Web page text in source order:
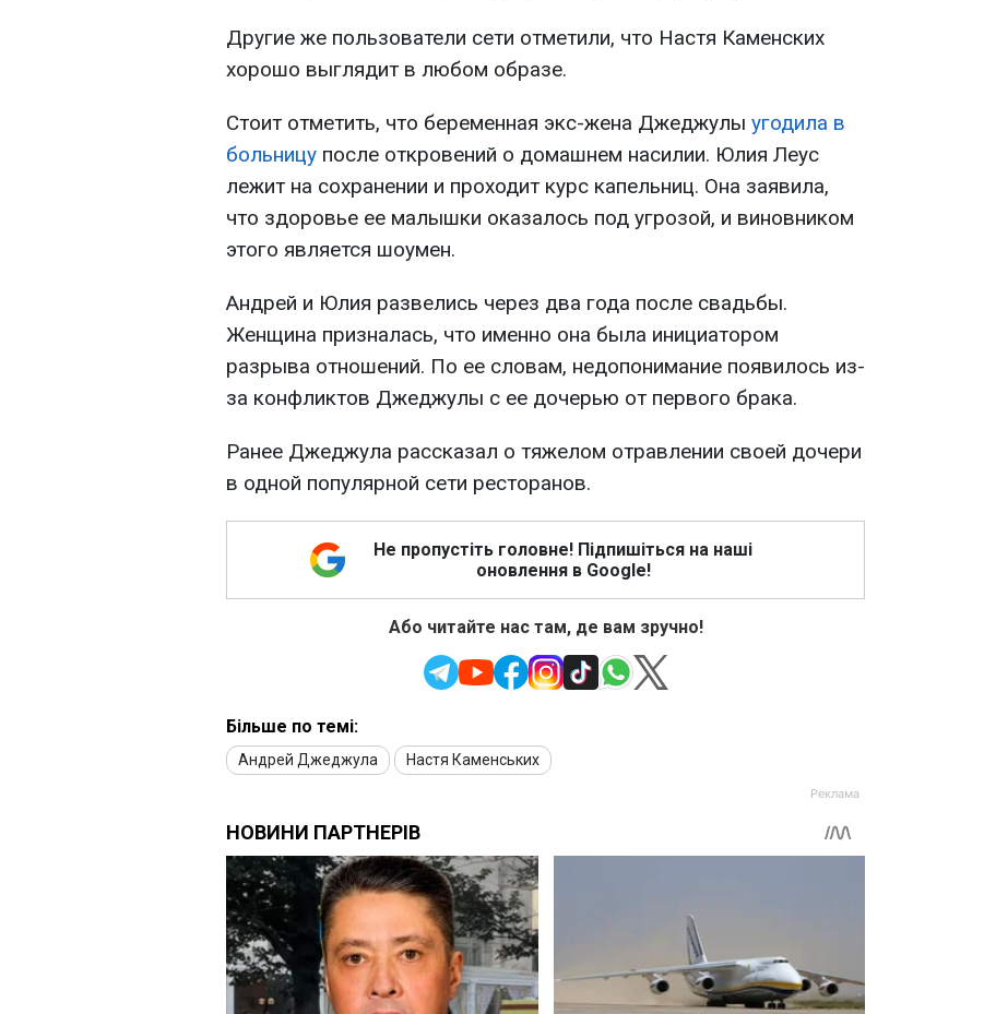
Другие же пользователи сети отметили, что Настя Каменских
хорошо выглядит в любом образе.
Стоит отметить, что беременная экс-жена Джеджулы угодила в
больницу после откровений о домашнем насилии. Юлия Леус
лежит на сохранении и проходит курс капельниц. Она заявила,
что здоровье ее малышки оказалось под угрозой, и виновником
этого является шоумен.
Андрей и Юлия развелись через два года после свадьбы.
Женщина призналась, что именно она была инициатором
разрыва отношений. По ее словам, недопонимание появилось из-
за конфликтов Джеджулы с ее дочерью от первого брака.
Ранее Джеджула рассказал о тяжелом отравлении своей дочери
в одной популярной сети ресторанов.
Не пропустіть головне! Підпишіться на наші
оновлення в Google!
Або читайте нас там, де вам зручно!
Більше по темі:
Андрей Джеджула Настя Каменських